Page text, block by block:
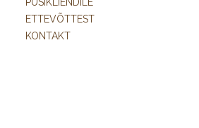
ETTEVÕTTEST
KONTAKT